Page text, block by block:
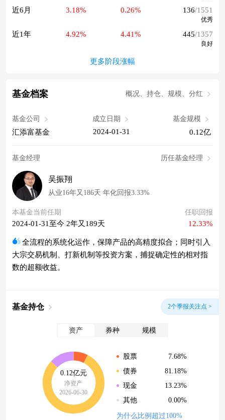
近6月 3.18% 0.26% 136/1551
优秀
近1年 4.92% 4.41% 445/1357
良好
更多阶段涨幅
基金档案 概况、持仓、规模、分红
基金公司
汇添富基金
成立日期
2024-01-31
基金规模
0.12亿
基金经理 历任基金经理
吴振翔
从业16年又186天 年化回报3.33%
本基金当前任期
2024-01-31至今 2年又189天
任职回报
12.33%
全流程的系统化运作，保障产品的高精度拟合；同时引入
大宗交易机制、打新机制等投资方案，捕捉确定性的相对指
数的超额收益。
基金持仓 2个季报关注点 >
资产 券种 规模
0.12亿元
净资产
2026-06-30
股票
7.68%
债券
81.18%
现金
13.23%
其他
0.00%
为什么比例超过100%